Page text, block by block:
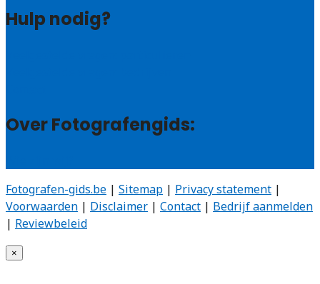
Hulp nodig?
Over Fotografengids:
Fotografen-gids.be | Sitemap | Privacy statement |
Voorwaarden | Disclaimer | Contact | Bedrijf aanmelden
| Reviewbeleid
×